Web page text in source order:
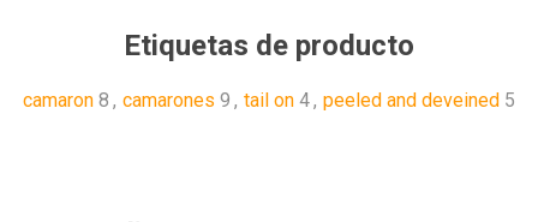
Etiquetas de producto
camaron 8 , camarones 9 , tail on 4, peeled and deveined 5